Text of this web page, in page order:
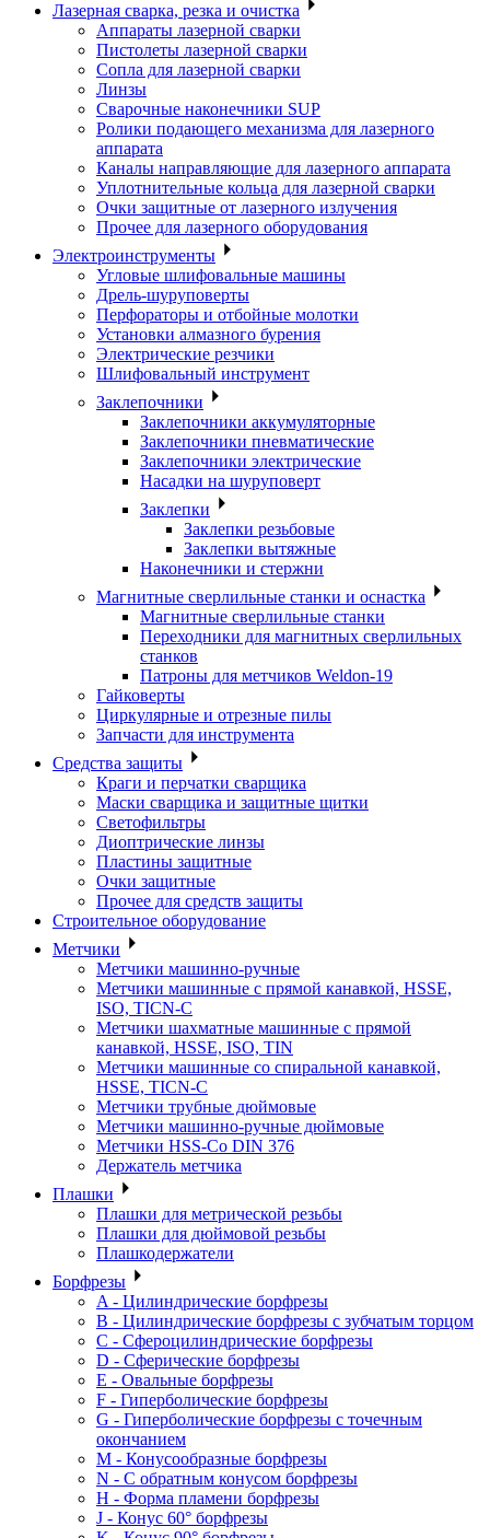
Лазерная сварка, резка и очистка
Аппараты лазерной сварки
Пистолеты лазерной сварки
Сопла для лазерной сварки
Линзы
Сварочные наконечники SUP
Ролики подающего механизма для лазерного
аппарата
Каналы направляющие для лазерного аппарата
Уплотнительные кольца для лазерной сварки
Очки защитные от лазерного излучения
Прочее для лазерного оборудования
Электроинструменты
Угловые шлифовальные машины
Дрель-шуруповерты
Перфораторы и отбойные молотки
Установки алмазного бурения
Электрические резчики
Шлифовальный инструмент
Заклепочники
Заклепочники аккумуляторные
Заклепочники пневматические
Заклепочники электрические
Насадки на шуруповерт
Заклепки
Заклепки резьбовые
Заклепки вытяжные
Наконечники и стержни
Магнитные сверлильные станки и оснастка
Магнитные сверлильные станки
Переходники для магнитных сверлильных
станков
Патроны для метчиков Weldon-19
Гайковерты
Циркулярные и отрезные пилы
Запчасти для инструмента
Средства защиты
Краги и перчатки сварщика
Маски сварщика и защитные щитки
Светофильтры
Диоптрические линзы
Пластины защитные
Очки защитные
Прочее для средств защиты
Строительное оборудование
Метчики
Метчики машинно-ручные
Метчики машинные с прямой канавкой, HSSE,
ISO, TICN-C
Метчики шахматные машинные с прямой
канавкой, HSSE, ISO, TIN
Метчики машинные со спиральной канавкой,
HSSE, TICN-C
Метчики трубные дюймовые
Метчики машинно-ручные дюймовые
Метчики HSS-Co DIN 376
Держатель метчика
Плашки
Плашки для метрической резьбы
Плашки для дюймовой резьбы
Плашкодержатели
Борфрезы
A - Цилиндрические борфрезы
B - Цилиндрические борфрезы с зубчатым торцом
C - Сфероцилиндрические борфрезы
D - Сферические борфрезы
E - Овальные борфрезы
F - Гиперболические борфрезы
G - Гиперболические борфрезы с точечным
окончанием
M - Конусообразные борфрезы
N - С обратным конусом борфрезы
H - Форма пламени борфрезы
J - Конус 60° борфрезы